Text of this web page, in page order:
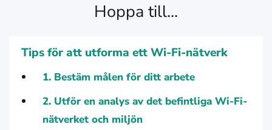
Hoppa till...
Tips för att utforma ett Wi-Fi-nätverk
1. Bestäm målen för ditt arbete
2. Utför en analys av det befintliga Wi-Fi-
nätverket och miljön